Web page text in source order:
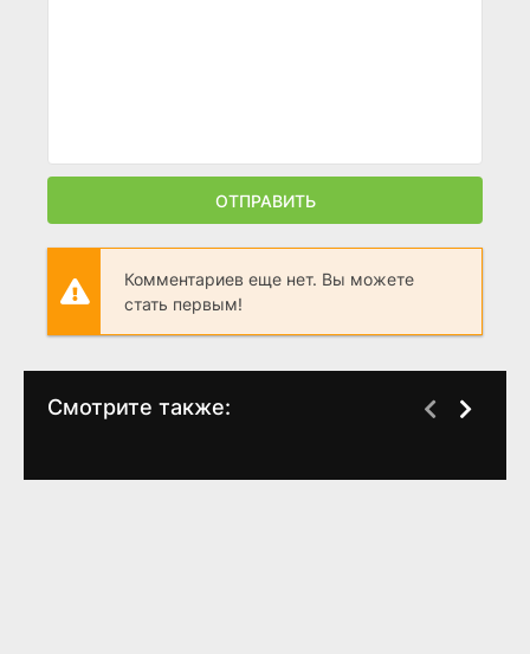
ОТПРАВИТЬ
Комментариев еще нет. Вы можете
стать первым!
Смотрите также: